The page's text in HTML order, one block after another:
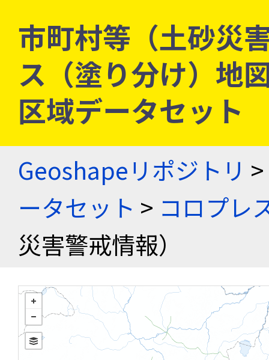
市町村等（土砂災
ス（塗り分け）地
区域データセット
Geoshapeリポジトリ >
ータセット > コロプレ
災害警戒情報）